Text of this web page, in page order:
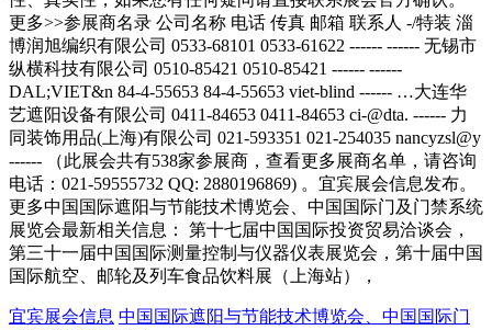
更多中国国际遮阳与节能技术博览会、中国国际门及门禁系统
展览会最新相关信息： 第十七届中国国际投资贸易洽谈会，
第三十一届中国国际测量控制与仪器仪表展览会，第十届中国
国际航空、邮轮及列车食品饮料展（上海站），
宜宾展会信息 中国国际遮阳与节能技术博览会、中国国际门